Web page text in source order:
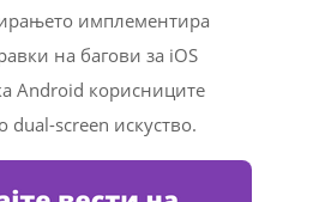
имплементира
на багови за iOS
Android корисниците
screen искуство.